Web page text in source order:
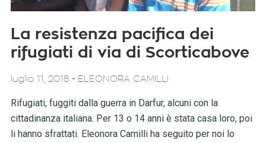
La resistenza pacifica dei
rifugiati di via di Scorticabove
luglio 11, 2018 - ELEONORA CAMILLI
Rifugiati, fuggiti dalla guerra in Darfur, alcuni con la
cittadinanza italiana. Per 13 o 14 anni è stata casa loro, poi
li hanno sfrattati. Eleonora Camilli ha seguito per noi lo